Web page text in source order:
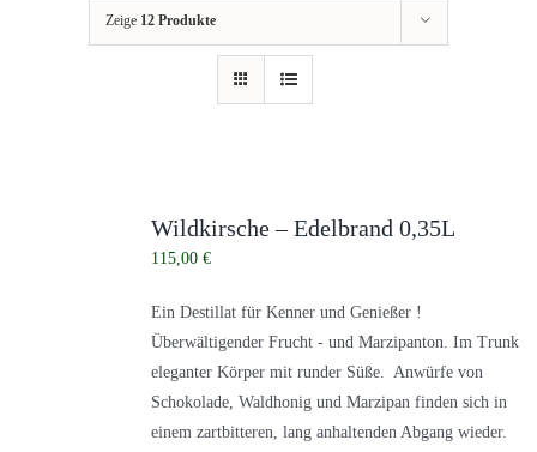
Tabak
Auszeichnungen
SpritzerZeige 12 Produkte
Wildkirsche – Edelbrand 0,35L
115,00 €
Ein Destillat für Kenner und Genießer !
Überwältigender Frucht - und Marzipanton. Im Trunk
eleganter Körper mit runder Süße. Anwürfe von
Schokolade, Waldhonig und Marzipan finden sich in
einem zartbitteren, lang anhaltenden Abgang wieder.